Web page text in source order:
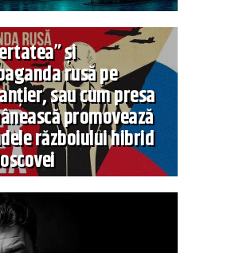
și
rusă pe
sau cum presa
promovează
războiului hibrid